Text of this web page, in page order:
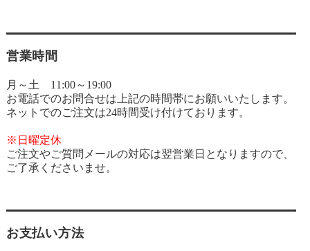
営業時間
月～土 11:00～19:00
お電話でのお問合せは上記の時間帯にお願いいたします。
ネットでのご注文は24時間受け付けております。
※日曜定休
ご注文やご質問メールの対応は翌営業日となりますので、
ご了承くださいませ。
お支払い方法